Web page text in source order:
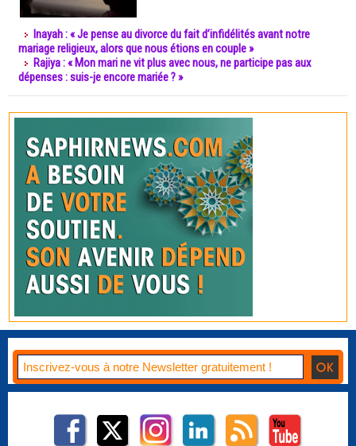
Inayah : « Je pense au divorce du fait d’infidélités avant notre
mariage religieux, alors que nous étions en couple »
Rajiya : « Mon mari ne vit plus avec nous, ne participe pas aux
dépenses : suis-je encore mariée ? »